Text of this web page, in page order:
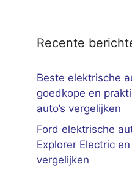
Recente
Beste elektrische
goedkope en
auto’s vergelijken
Ford elektrische
Explorer Electric
vergelijken